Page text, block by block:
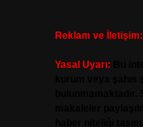
Reklam ve İletişim:
Yasal Uyarı: